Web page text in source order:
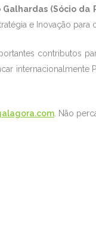
Galhardas (Sócio da
e Inovação para
contributos
internacionalmente
. Não